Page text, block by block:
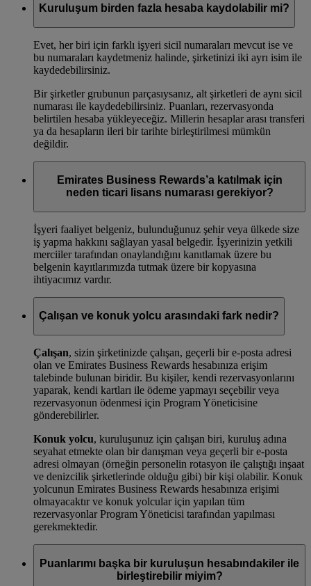
Kuruluşum birden fazla hesaba kaydolabilir mi?
Evet, her biri için farklı işyeri sicil numaraları mevcut ise ve
bu numaraları kaydetmeniz halinde, şirketinizi iki ayrı isim ile
kaydedebilirsiniz.
Bir şirketler grubunun parçasıysanız, alt şirketleri de aynı sicil
numarası ile kaydedebilirsiniz. Puanları, rezervasyonda
belirtilen hesaba yükleyeceğiz. Millerin hesaplar arası transferi
ya da hesapların ileri bir tarihte birleştirilmesi mümkün
değildir.
Emirates Business Rewards’a katılmak için
neden ticari lisans numarası gerekiyor?
İşyeri faaliyet belgeniz, bulunduğunuz şehir veya ülkede size
iş yapma hakkını sağlayan yasal belgedir. İşyerinizin yetkili
merciiler tarafından onaylandığını kanıtlamak üzere bu
belgenin kayıtlarımızda tutmak üzere bir kopyasına
ihtiyacımız vardır.
Çalışan ve konuk yolcu arasındaki fark nedir?
Çalışan, sizin şirketinizde çalışan, geçerli bir e-posta adresi
olan ve Emirates Business Rewards hesabınıza erişim
talebinde bulunan biridir. Bu kişiler, kendi rezervasyonlarını
yaparak, kendi kartları ile ödeme yapmayı seçebilir veya
rezervasyonun ödenmesi için Program Yöneticisine
gönderebilirler.
Konuk yolcu, kuruluşunuz için çalışan biri, kuruluş adına
seyahat etmekte olan bir danışman veya geçerli bir e-posta
adresi olmayan (örneğin personelin rotasyon ile çalıştığı inşaat
ve denizcilik şirketlerinde olduğu gibi) bir kişi olabilir. Konuk
yolcunun Emirates Business Rewards hesabınıza erişimi
olmayacaktır ve konuk yolcular için yapılan tüm
rezervasyonlar Program Yöneticisi tarafından yapılması
gerekmektedir.
Puanlarımı başka bir kuruluşun hesabındakiler ile
birleştirebilir miyim?